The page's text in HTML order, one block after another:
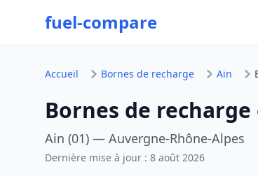
fuel-compare
Accueil Bornes de recharge Ain
Bornes de
Ain (01) — Auvergne-Rhône-Alpes
Dernière mise à jour : 8 août 2026